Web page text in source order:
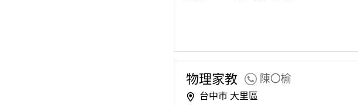
物理家教 陳〇榆
台中市 大里區